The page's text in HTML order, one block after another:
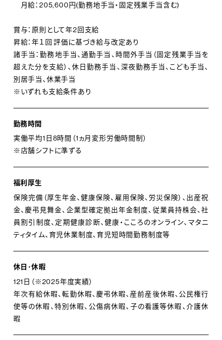
月給：205,600円(勤務地手当・固定残業手当含む)
賞与：原則として年2回支給
昇給：年１回 評価に基づき給与改定あり
諸手当：勤務地手当、通勤手当、時間外手当（固定残業手当を
超えた分を支給）、休日勤務手当、深夜勤務手当、こども手当、
別居手当、休業手当
※いずれも支給条件あり
勤務時間
実働平均1日8時間（1ヵ月変形労働時間制）
※店舗シフトに準ずる
福利厚生
保険完備（厚生年金、健康保険、雇用保険、労災保険）、出産祝
金、慶弔見舞金、企業型確定拠出年金制度、従業員持株会、社
員割引制度、定期健康診断、健康・こころのオンライン、マタニ
ティタイム、育児休業制度、育児短時間勤務制度等
休日･休暇
121日（※2025年度実績）
年次有給休暇、転勤休暇、慶弔休暇、産前産後休暇、公民権行
使等の休暇、特別休暇、公傷病休暇、子の看護等休暇、介護休
暇